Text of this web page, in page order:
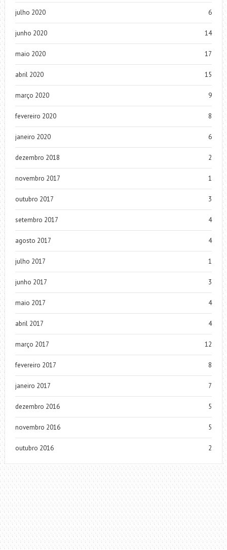
julho 2020 6
junho 2020 14
maio 2020 17
abril 2020 15
março 2020 9
fevereiro 2020 8
janeiro 2020 6
dezembro 2018 2
novembro 2017 1
outubro 2017 3
setembro 2017 4
agosto 2017 4
julho 2017 1
junho 2017 3
maio 2017 4
abril 2017 4
março 2017 12
fevereiro 2017 8
janeiro 2017 7
dezembro 2016 5
novembro 2016 5
outubro 2016 2